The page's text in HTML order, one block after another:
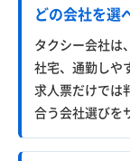
どの会社を選
タクシー会社は
社宅、通勤しや
求人票だけでは
合う会社選びを